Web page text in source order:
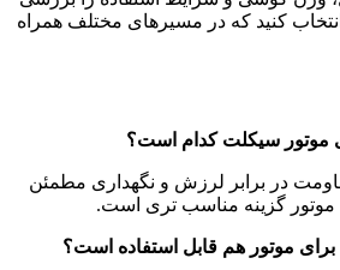
انتخاب کنید که در مسیرهای مختلف همراه
موتور سیکلت کدام است؟
در برابر لرزش و نگهداری مطمئن
موتور گزینه مناسب تری است.
برای موتور هم قابل استفاده است؟